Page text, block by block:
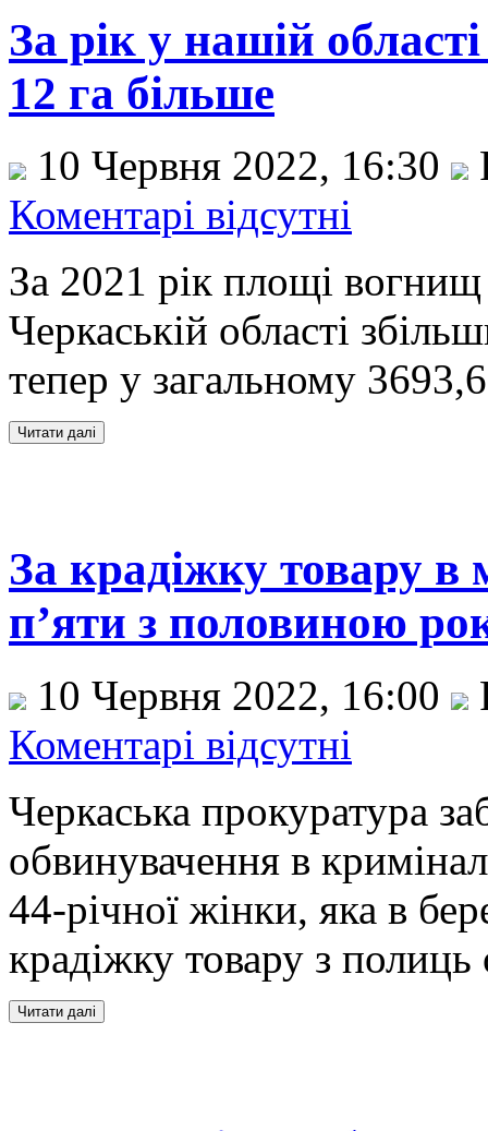
За рік у нашій
12 га більше
10 Червня 2022, 16:30
Коментарі відсутні
За 2021 рік площі вогнищ
Черкаській області
тепер у загальному
За крадіжку товару в
п’яти з половиною
10 Червня 2022, 16:00
Коментарі відсутні
Черкаська прокуратура
обвинувачення в
44-річної жінки, яка в
крадіжку товару з